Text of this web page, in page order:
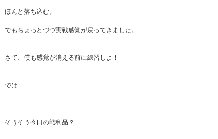
ほんと落ち込む。
でもちょっとづつ実戦感覚が戻ってきました。
さて、僕も感覚が消える前に練習しよ！
では
そうそう今日の戦利品？